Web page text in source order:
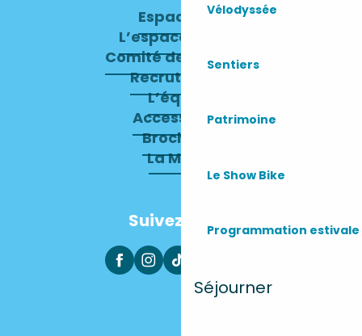
Vélodyssée
Sentiers
Patrimoine
Le Show Bike
Programmation estivale
Séjourner
Espace pro
L’espace presse
Comité de direction
Recrutement
L’équipe
Accessibilité
Brochures
La Mairie
Suivez-nous